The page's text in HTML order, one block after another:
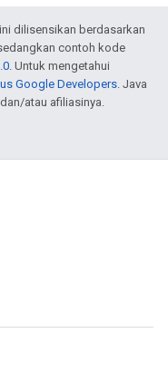
dilisensikan berdasarkan
contoh kode
. Untuk mengetahui
Google Developers. Java
atau afiliasinya.